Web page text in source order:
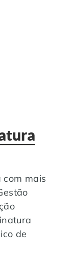
com mais
de